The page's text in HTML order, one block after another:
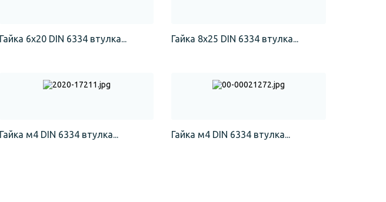
Гайка 6х20 DIN 6334 втулка... Гайка 8х25 DIN 6334 втулка...
Гайка м4 DIN 6334 втулка... Гайка м4 DIN 6334 втулка...